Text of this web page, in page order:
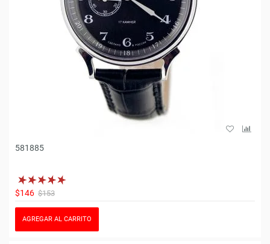
581885
$146 $153
AGREGAR AL CARRITO